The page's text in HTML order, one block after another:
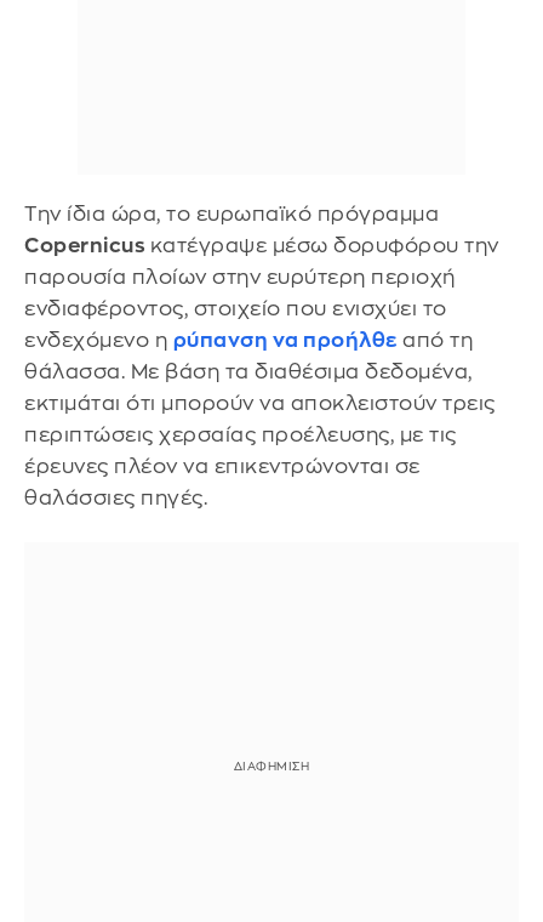
Την ίδια ώρα, το ευρωπαϊκό πρόγραμμα
Copernicus κατέγραψε μέσω δορυφόρου την
παρουσία πλοίων στην ευρύτερη περιοχή
ενδιαφέροντος, στοιχείο που ενισχύει το
ενδεχόμενο η ρύπανση να προήλθε από τη
θάλασσα. Με βάση τα διαθέσιμα δεδομένα,
εκτιμάται ότι μπορούν να αποκλειστούν τρεις
περιπτώσεις χερσαίας προέλευσης, με τις
έρευνες πλέον να επικεντρώνονται σε
θαλάσσιες πηγές.